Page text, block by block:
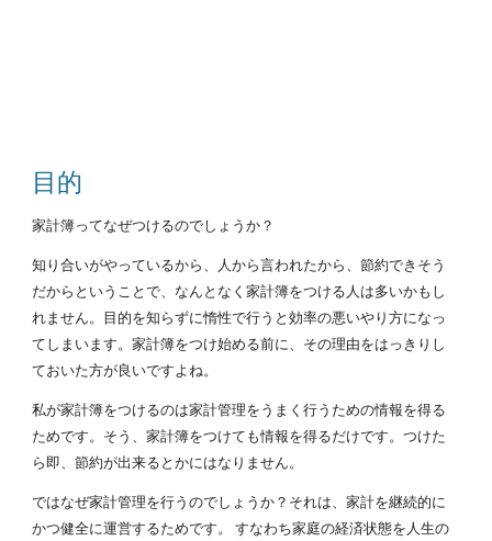
目的
家計簿ってなぜつけるのでしょうか？
知り合いがやっているから、人から言われたから、節約できそう
だからということで、なんとなく家計簿をつける人は多いかもし
れません。目的を知らずに惰性で行うと効率の悪いやり方になっ
てしまいます。家計簿をつけ始める前に、その理由をはっきりし
ておいた方が良いですよね。
私が家計簿をつけるのは家計管理をうまく行うための情報を得る
ためです。そう、家計簿をつけても情報を得るだけです。つけた
ら即、節約が出来るとかにはなりません。
ではなぜ家計管理を行うのでしょうか？それは、家計を継続的に
かつ健全に運営するためです。 すなわち家庭の経済状態を人生の